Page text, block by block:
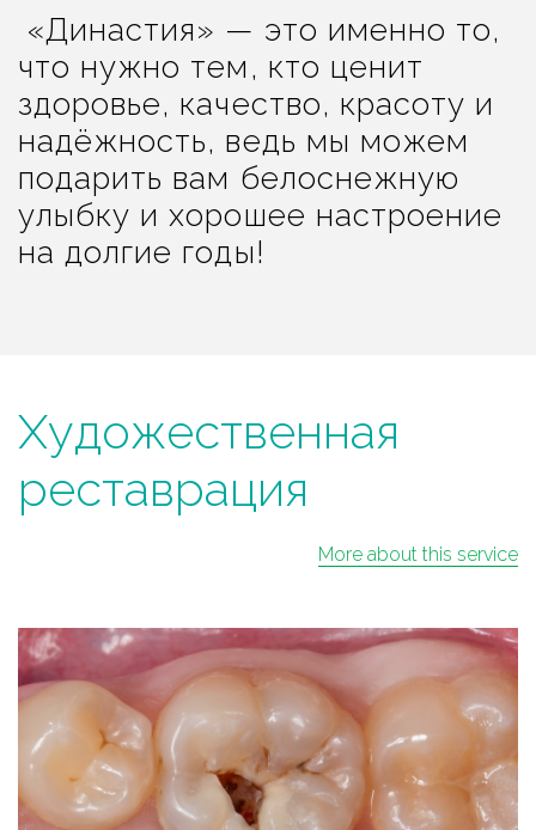
«Династия» — это именно то,
что нужно тем, кто ценит
здоровье, качество, красоту и
надёжность, ведь мы можем
подарить вам белоснежную
улыбку и хорошее настроение
на долгие годы!
Художественная
реставрация
More about this service